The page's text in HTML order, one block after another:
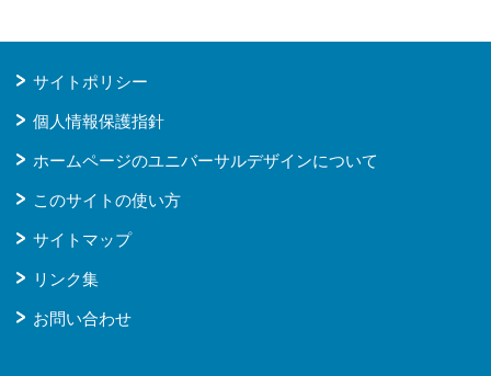
サイトポリシー
個人情報保護指針
ホームページのユニバーサルデザインについて
このサイトの使い方
サイトマップ
リンク集
お問い合わせ